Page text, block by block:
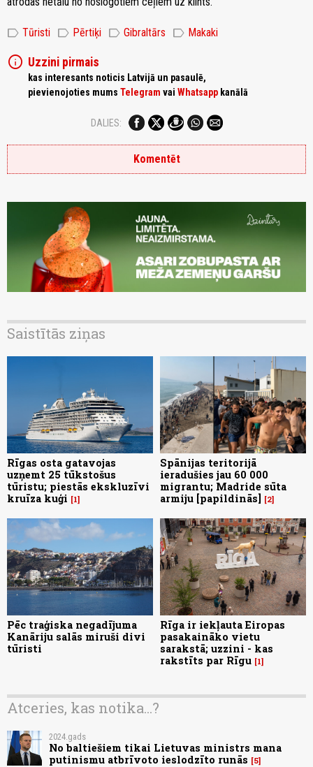
label Tūristi label Pērtiķi label Gibraltārs label Makaki
info Uzzini pirmais
kas interesants noticis Latvijā un pasaulē,
pievienojoties mums Telegram vai Whatsapp kanālā
DALIES:
Komentēt
Saistītās ziņas
Rīgas osta gatavojas
uzņemt 25 tūkstošus
tūristu; piestās ekskluzīvi
kruīza kuģi
1
Spānijas teritorijā
ieradušies jau 60 000
migrantu; Madride sūta
armiju [papildinās]
2
Pēc traģiska negadījuma
Kanāriju salās miruši divi
tūristi
Rīga ir iekļauta Eiropas
pasakaināko vietu
sarakstā; uzzini - kas
rakstīts par Rīgu 1
Atceries, kas notika...?
2024.gads
No baltiešiem tikai Lietuvas ministrs mana
putinismu atbrīvoto ieslodzīto runās
5